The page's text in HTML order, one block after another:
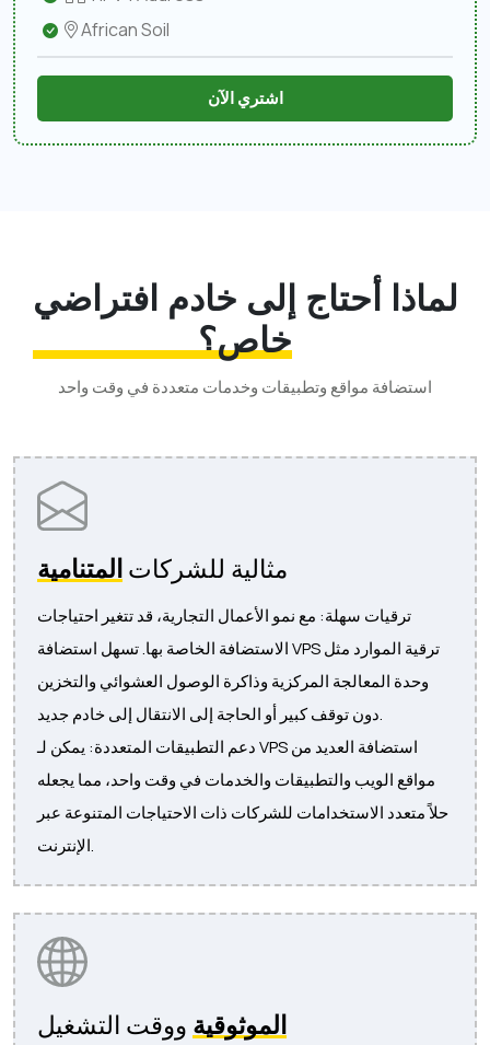
African Soil
اشتري الآن
لماذا أحتاج إلى خادم افتراضي
خاص؟
استضافة مواقع وتطبيقات وخدمات متعددة في وقت واحد
مثالية للشركات المتنامية
ترقيات سهلة: مع نمو الأعمال التجارية، قد تتغير احتياجات
الاستضافة الخاصة بها. تسهل استضافة VPS ترقية الموارد مثل
وحدة المعالجة المركزية وذاكرة الوصول العشوائي والتخزين
دون توقف كبير أو الحاجة إلى الانتقال إلى خادم جديد.
دعم التطبيقات المتعددة: يمكن لـ VPS استضافة العديد من
مواقع الويب والتطبيقات والخدمات في وقت واحد، مما يجعله
حلاً متعدد الاستخدامات للشركات ذات الاحتياجات المتنوعة عبر
الإنترنت.
الموثوقية ووقت التشغيل